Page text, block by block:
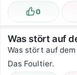
Lustig
0
Was stört auf
Was stört auf
Das Foultier.